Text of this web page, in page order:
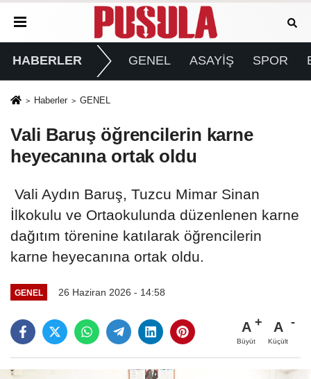
HABERLER GENEL ASAYİŞ SPOR
Haberler GENEL
Vali Baruş öğrencilerin karne
heyecanına ortak oldu
Vali Aydın Baruş, Tuzcu Mimar Sinan
İlkokulu ve Ortaokulunda düzenlenen karne
dağıtım törenine katılarak öğrencilerin
karne heyecanına ortak oldu.
GENEL 26 Haziran 2026 - 14:58
A
Büyüt
A
Küçült